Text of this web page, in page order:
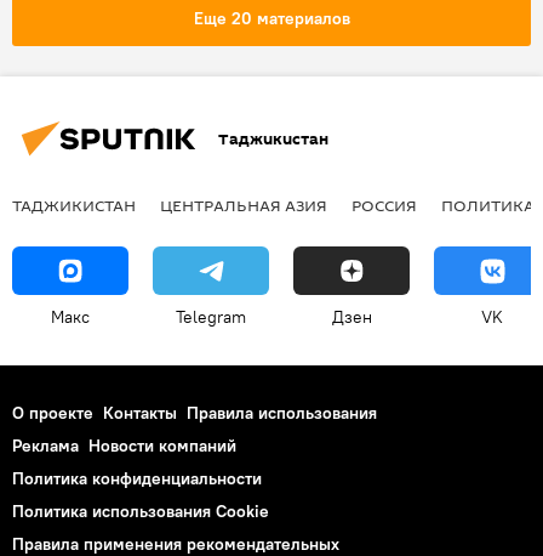
Еще 20 материалов
Таджикистан
ТАДЖИКИСТАН ЦЕНТРАЛЬНАЯ АЗИЯ РОССИЯ ПОЛИТИКА
Макс Telegram Дзен VK
О проекте Контакты Правила использования
Реклама Новости компаний
Политика конфиденциальности
Политика использования Cookie
Правила применения рекомендательных